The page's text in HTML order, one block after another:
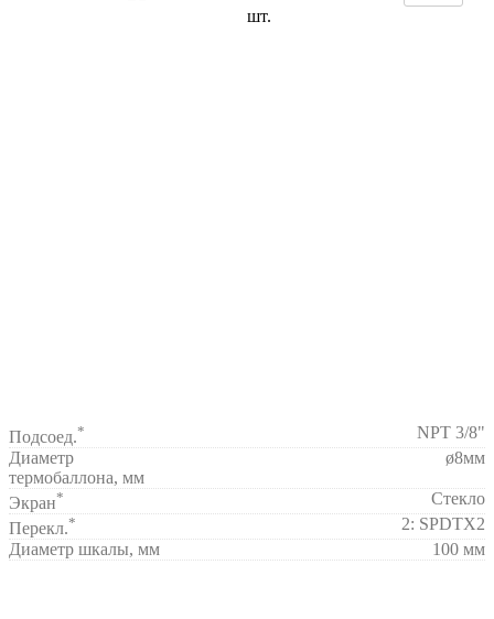
шт.
Подсоед.*
NPT 3/8"
Диаметр
термобаллона, мм
ø8мм
Экран*
Стекло
Перекл.*
2: SPDTX2
Диаметр шкалы, мм
100 мм